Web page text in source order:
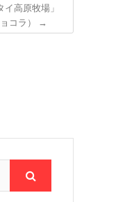
高原牧場」
コラ）
→